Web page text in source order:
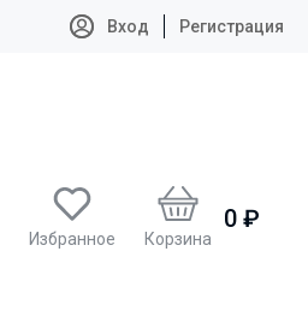
Вход Регистрация
Избранное Корзина
0 ₽